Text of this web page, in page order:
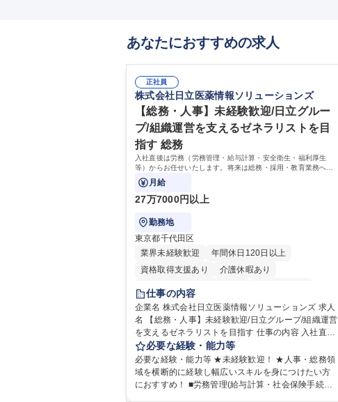
あなたにおすすめの求人
正社員
株式会社日立医薬情報ソリューションズ
【総務・人事】未経験歓迎/日立グルー
プ/組織運営を支えるゼネラリストを目
指す 総務
入社直後は労務（労務管理・給与計算・安全衛生・福利厚生
等）からお任せいたします。将来は総務・採用・教育業務へ守
備範囲を広げ、組織運営を支えるゼネラリストをめざせます。
月給
27万7000円以上
勤務地
東京都千代田区
業界未経験歓迎
年間休日120日以上
資格取得支援あり
介護休暇あり
月平均残業時間20時間以内
住宅手当あり
時短勤務あり
退職金あり
在宅OK
賞与あり 育休あり
完全週休2日制
交通費支給
土日祝休み 寮・社宅あり
仕事の内容
企業名 株式会社日立医薬情報ソリューションズ 求人
名 【総務・人事】未経験歓迎/日立グループ/組織運営
を支えるゼネラリストを目指す 仕事の内容 入社直後
は労務（労務管理・給与計算・安全衛生・福利厚生
等）からお任せいたします。将来は総務・採用・教
育業務へ守備範囲を広げ、組織運営を支えるゼネラ
リストをめざせます。 ・初期業務：労働時間管理、
必要な経験・能力等
必要な経験・能力等 ★未経験歓迎！ ★人事・総務領
域を横断的に経験し幅広いスキルを身につけたい方
におすすめ！ ■労務管理(給与計算・社会保険手続